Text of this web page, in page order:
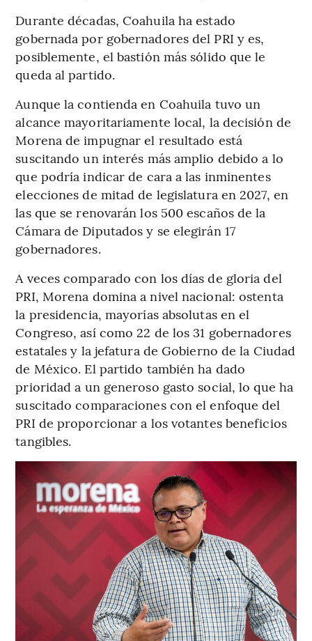
Durante décadas, Coahuila ha estado
gobernada por gobernadores del PRI y es,
posiblemente, el bastión más sólido que le
queda al partido.
Aunque la contienda en Coahuila tuvo un
alcance mayoritariamente local, la decisión de
Morena de impugnar el resultado está
suscitando un interés más amplio debido a lo
que podría indicar de cara a las inminentes
elecciones de mitad de legislatura en 2027, en
las que se renovarán los 500 escaños de la
Cámara de Diputados y se elegirán 17
gobernadores.
A veces comparado con los días de gloria del
PRI, Morena domina a nivel nacional: ostenta
la presidencia, mayorías absolutas en el
Congreso, así como 22 de los 31 gobernadores
estatales y la jefatura de Gobierno de la Ciudad
de México. El partido también ha dado
prioridad a un generoso gasto social, lo que ha
suscitado comparaciones con el enfoque del
PRI de proporcionar a los votantes beneficios
tangibles.